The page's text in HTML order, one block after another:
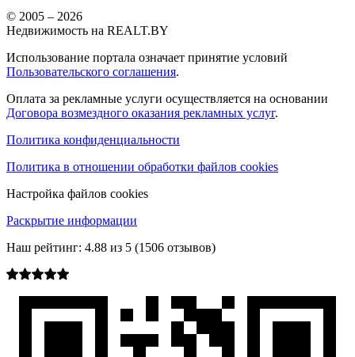
© 2005 – 2026
Недвижимость на REALT.BY
Использование портала означает принятие условий
Пользовательского соглашения.
Оплата за рекламные услуги осуществляется на основании
Договора возмездного оказания рекламных услуг.
Политика конфиденциальности
Политика в отношении обработки файлов cookies
Настройка файлов cookies
Раскрытие информации
Наш рейтинг: 4.88 из 5 (1506 отзывов)